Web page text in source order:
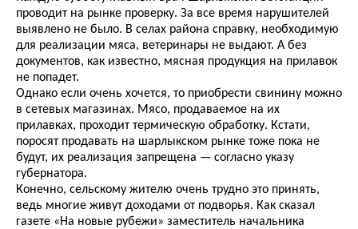
проводит на рынке проверку. За все время нарушителей
выявлено не было. В селах района справку, необходимую
для реализации мяса, ветеринары не выдают. А без
документов, как известно, мясная продукция на прилавок
не попадет.
Однако если очень хочется, то приобрести свинину можно
в сетевых магазинах. Мясо, продаваемое на их
прилавках, проходит термическую обработку. Кстати,
поросят продавать на шарлыкском рынке тоже пока не
будут, их реализация запрещена — согласно указу
губернатора.
Конечно, сельскому жителю очень трудно это принять,
ведь многие живут доходами от подворья. Как сказал
газете «На новые рубежи» заместитель начальника